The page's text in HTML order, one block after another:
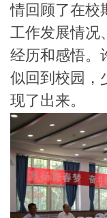
情回顾了在校
工作发展情况
经历和感悟。
似回到校园，
现了出来。